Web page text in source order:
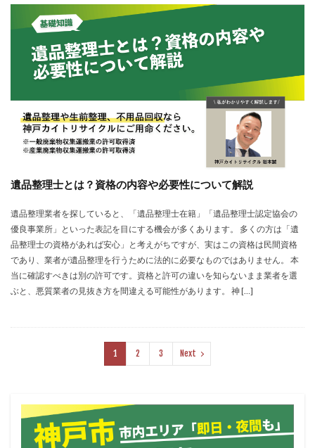
遺品整理士とは？資格の内容や必要性について解説
遺品整理業者を探していると、「遺品整理士在籍」「遺品整理士認定協会の
優良事業所」といった表記を目にする機会が多くあります。 多くの方は「遺
品整理士の資格があれば安心」と考えがちですが、実はこの資格は民間資格
であり、業者が遺品整理を行うために法的に必要なものではありません。 本
当に確認すべきは別の許可です。資格と許可の違いを知らないまま業者を選
ぶと、悪質業者の見抜き方を間違える可能性があります。 神 […]
1 2 3 Next